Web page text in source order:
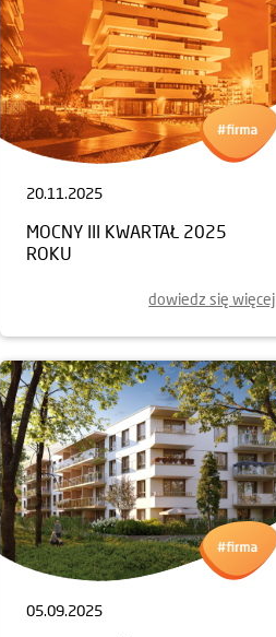
20.11.2025
MOCNY III KWARTAŁ 2025
ROKU
dowiedz się więcej
05.09.2025